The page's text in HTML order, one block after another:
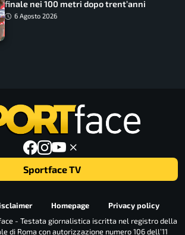
finale nei 100 metri dopo trent’anni
6 Agosto 2026
Sportface TV
Homepage
Privacy policy
- Testata giornalistica iscritta nel registro della
di Roma con autorizzazione numero 106 dell’11